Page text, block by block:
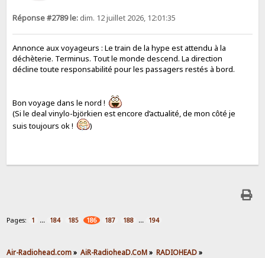
Réponse #2789 le: dim. 12 juillet 2026, 12:01:35
Annonce aux voyageurs : Le train de la hype est attendu à la
déchèterie. Terminus. Tout le monde descend. La direction
décline toute responsabilité pour les passagers restés à bord.
Bon voyage dans le nord !
(Si le deal vinylo-björkien est encore d’actualité, de mon côté je
suis toujours ok !
)
Pages: 1 ... 184 185 186 187 188 ... 194
Air-Radiohead.com» AiR-RadioheaD.CoM» RADIOHEAD»